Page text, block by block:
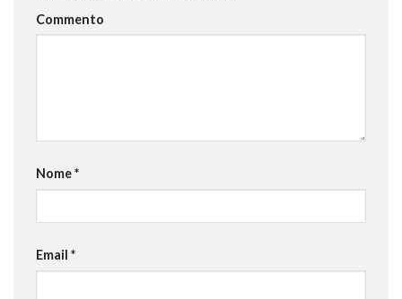
Commento
Nome*
Email *